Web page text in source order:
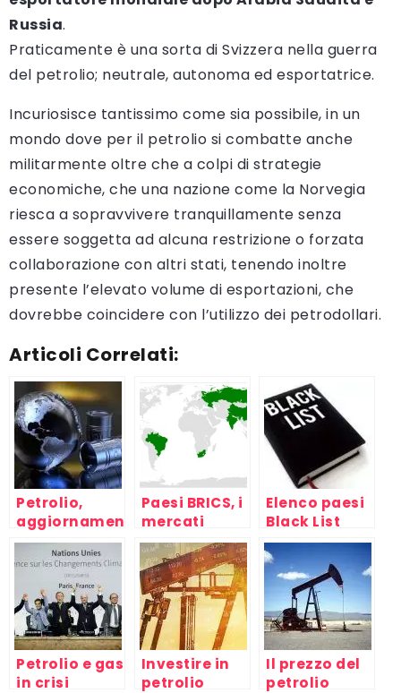
Russia.
Praticamente è una sorta di Svizzera nella guerra
del petrolio; neutrale, autonoma ed esportatrice.
Incuriosisce tantissimo come sia possibile, in un
mondo dove per il petrolio si combatte anche
militarmente oltre che a colpi di strategie
economiche, che una nazione come la Norvegia
riesca a sopravvivere tranquillamente senza
essere soggetta ad alcuna restrizione o forzata
collaborazione con altri stati, tenendo inoltre
presente l’elevato volume di esportazioni, che
dovrebbe coincidere con l’utilizzo dei petrodollari.
Articoli Correlati:
Petrolio,
aggiornamenti
2017/2018
oggi e
domani
Paesi BRICS, i
mercati
emergenti
Elenco paesi
Black List
2016/2017/2018
Petrolio e gas
in crisi
Investire in
petrolio
Il prezzo del
petrolio